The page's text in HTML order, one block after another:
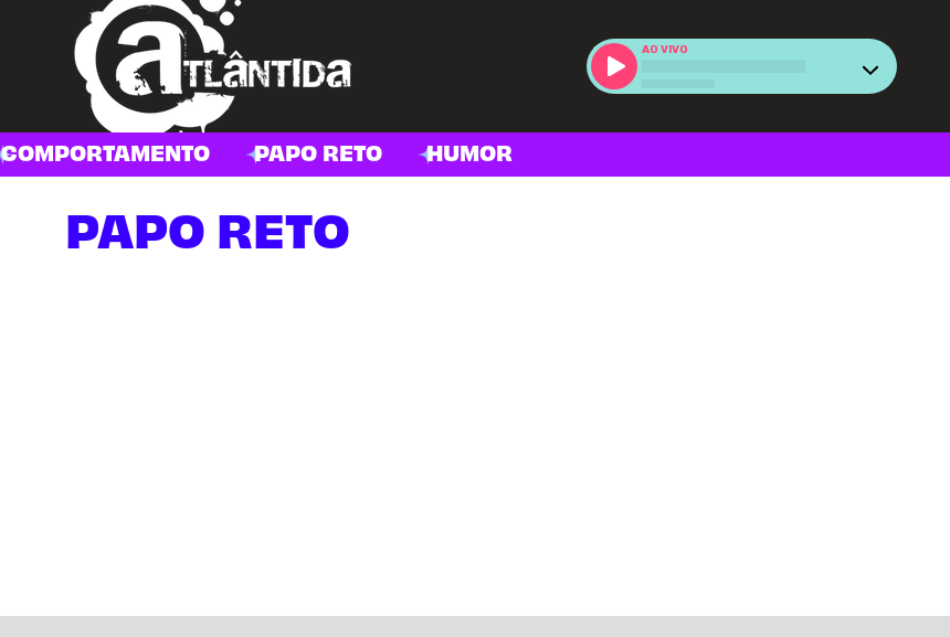
AO VIVO
COMPORTAMENTO PAPO RETO HUMOR
PAPO RETO